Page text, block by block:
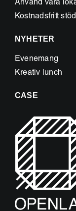
Använd våra
Kostnadsfritt
NYHETER
Evenemang
Kreativ lunch
CASE